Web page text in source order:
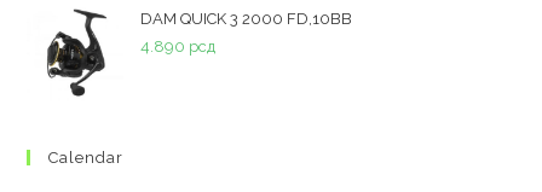
DAM QUICK 3 2000 FD,10BB
4.890 рсд
Calendar